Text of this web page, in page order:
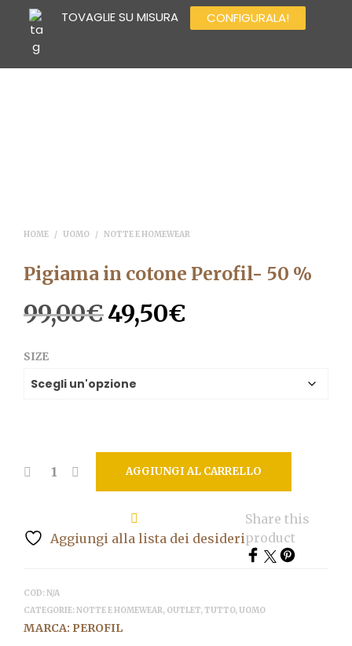
0
HOME / UOMO / NOTTE E HOMEWEAR
Pigiama in cotone Perofil- 50 %
99,00€Il
era:
49,50€
SIZE
AGGIUNGI AL CARRELLO
Aggiungi alla lista dei desideri
Share this
product
COD:N/A
CATEGORIE:NOTTE E HOMEWEAR, OUTLET,TUTTO,UOMO
MARCA: PEROFIL
TOVAGLIE SU MISURA CONFIGURALA!